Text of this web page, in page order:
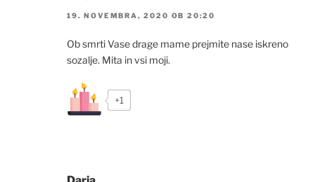
19. NOVEMBRA, 2020 OB 20:20
Ob smrti Vase drage mame prejmite nase iskreno
sozalje. Mita in vsi moji.
+1